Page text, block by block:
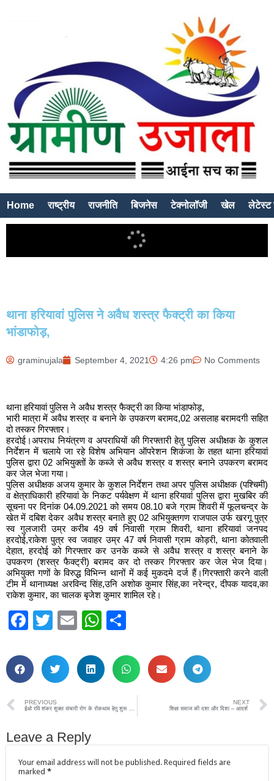
Home राष्ट्रीय राजनीति बिजनेस टेक्नोलॉजी खेल लेटेस्ट
थाना हरियावां पुलिस ने अवैध शस्त्र फैक्ट्री का किया
भांडाफोड़,
graminujala September 4, 2021 4:26 pm No Comments
थाना हरियावां पुलिस ने अवैध शस्त्र फैक्ट्री का किया भांडाफोड़,
भारी मात्रा में अवैध शस्त्र व बनाने के उपकरण बरामद,02 असलाह बरामदगी सहित
दो तस्कर गिरफ्तार।
हरदोई।अपराध नियंत्रण व अपराधियों की गिरफ्तारी हेतु पुलिस अधीक्षक के कुशल
निर्देशन में चलाये जा रहे विशेष अभियान ऑपरेशन शिकंजा के तहत थाना हरियावां
पुलिस द्वारा 02 अभियुक्तों के कब्जे से अवैध शस्त्र व शस्त्र बनाने उपकरण बरामद
कर जेल भेजा गया।
पुलिस अधीक्षक अजय कुमार के कुशल निर्देशन तथा अपर पुलिस अधीक्षक (पश्चिमी)
व क्षेत्राधिकारी हरियावां के निकट पर्यवेक्षण में थाना हरियावां पुलिस द्वारा मुखबिर की
सूचना पर दिनांक 04.09.2021 को समय 08.10 बजे ग्राम शिवरी में फूलचन्द्र के
खेत में दबिश देकर अवैध शस्त्र बनाते हुए 02 अभियुक्तगण राजपाल उर्फ खरगू पुत्र
स्व गुलजारी उम्र करीब 49 वर्ष निवासी ग्राम शिवरी, थाना हरियावां जनपद
हरदोई,राकेश पुत्र स्व जवाहर उम्र 47 वर्ष निवासी ग्राम कोड़री, थाना कोतवाली
देहात, हरदोई को गिरफ्तार कर उनके कब्जे से अवैध शस्त्र व शस्त्र बनाने के
उपकरण (शस्त्र फैक्ट्री) बरामद कर दो तस्कर गिरफ्तार कर जेल भेज दिया।
अभियुक्त गणों के विरुद्ध विभिन्न थानों में कई मुकदमे दर्ज हैं।गिरफ्तारी करने वाली
टीम में थानाध्यक्ष अरविन्द सिंह,उनि अशोक कुमार सिंह,का नरेन्द्र, दीपक यादव,का
राकेश कुमार, का चालक बृजेश कुमार शामिल रहे।
Facebook
Twitter
EmailWhatsApp
PREVIOUS
ईओ रवि शंकर शुक्ल संचारी रोग के रोकथाम हेतु शुरू करवाया दवा का छिड़काव
NEXT
शिक्षा समाज की दशा और दिशा – आदर्श
Leave a Reply
Your email address will not be published. Required fields are
marked *